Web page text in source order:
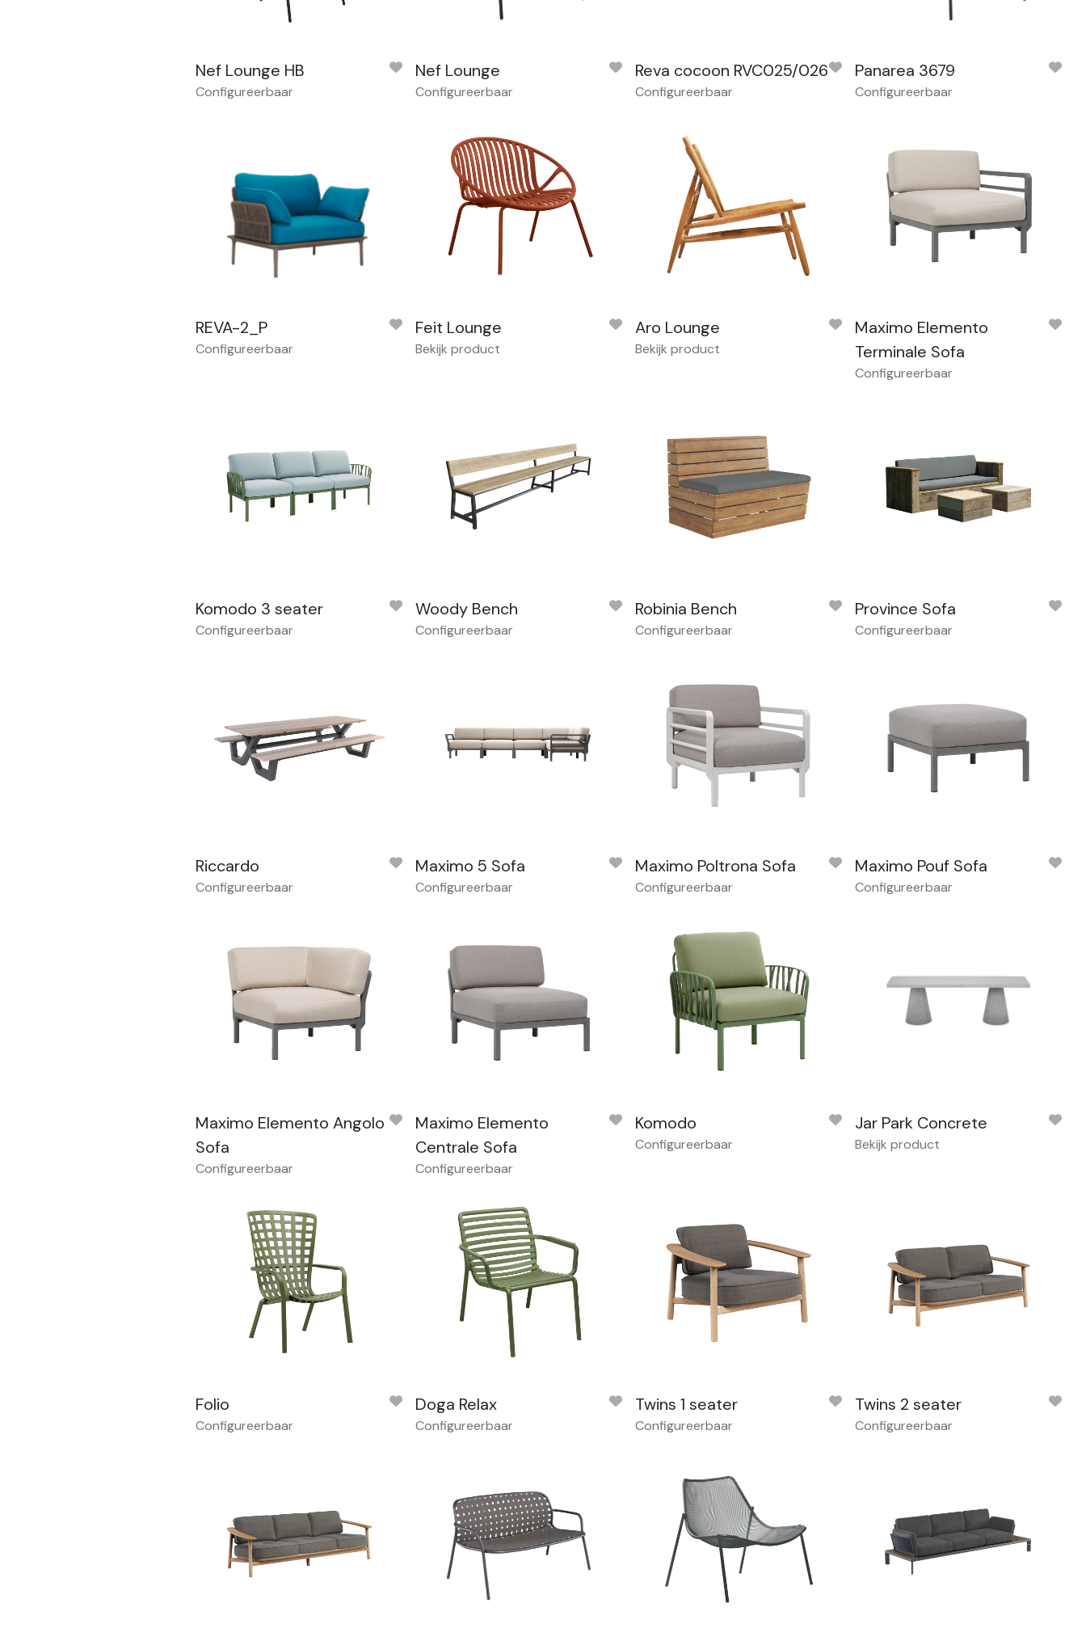
Nef Lounge HB
Configureerbaar
Nef Lounge
Configureerbaar
Reva cocoon RVC025/026
Configureerbaar
Panarea 3679
Configureerbaar
REVA-2_P
Configureerbaar
Feit Lounge
Bekijk product
Aro Lounge
Bekijk product
Maximo Elemento
Terminale Sofa
Configureerbaar
Komodo 3 seater
Configureerbaar
Woody Bench
Configureerbaar
Robinia Bench
Configureerbaar
Province Sofa
Configureerbaar
Riccardo
Configureerbaar
Maximo 5 Sofa
Configureerbaar
Maximo Poltrona Sofa
Configureerbaar
Maximo Pouf Sofa
Configureerbaar
Maximo Elemento Angolo
Sofa
Configureerbaar
Maximo Elemento
Centrale Sofa
Configureerbaar
Komodo
Configureerbaar
Jar Park Concrete
Bekijk product
Folio
Configureerbaar
Doga Relax
Configureerbaar
Twins 1 seater
Configureerbaar
Twins 2 seater
Configureerbaar